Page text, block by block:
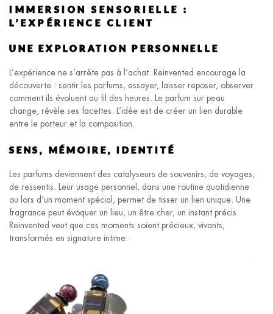
IMMERSION SENSORIELLE :
L’EXPÉRIENCE CLIENT
UNE EXPLORATION PERSONNELLE
L’expérience ne s’arrête pas à l’achat. Reinvented encourage la
découverte : sentir les parfums, essayer, laisser reposer, observer
comment ils évoluent au fil des heures. Le parfum sur peau
change, révèle ses facettes. L’idée est de créer un lien durable
entre le porteur et la composition.
SENS, MÉMOIRE, IDENTITÉ
Les parfums deviennent des catalyseurs de souvenirs, de voyages,
de ressentis. Leur usage personnel, dans une routine quotidienne
ou lors d’un moment spécial, permet de tisser un lien unique. Une
fragrance peut évoquer un lieu, un être cher, un instant précis.
Reinvented veut que ces moments soient précieux, vivants,
transformés en signature intime.